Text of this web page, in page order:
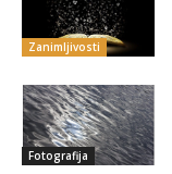
Zanimljivosti
Fotografija